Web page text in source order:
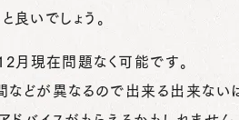
いでしょう。
月現在問題なく可能です。
どが異なるので出来る出来ない